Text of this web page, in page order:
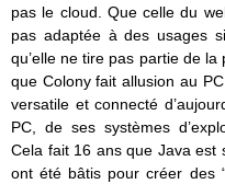
pas le cloud. Que celle du
pas adaptée à des usages
qu’elle ne tire pas partie de
que Colony fait allusion au
versatile et connecté
PC, de ses systèmes
Cela fait 16 ans que Java est
ont été bâtis pour créer des